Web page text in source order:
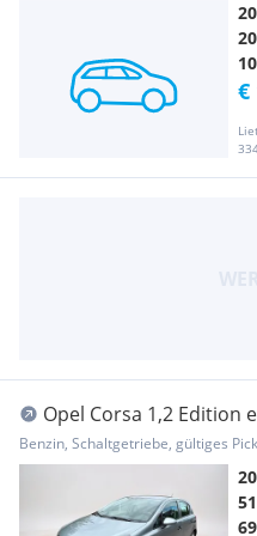
€
Opel Corsa 1,2 Edition
System
Benzin, Schaltgetriebe, gültiges
69